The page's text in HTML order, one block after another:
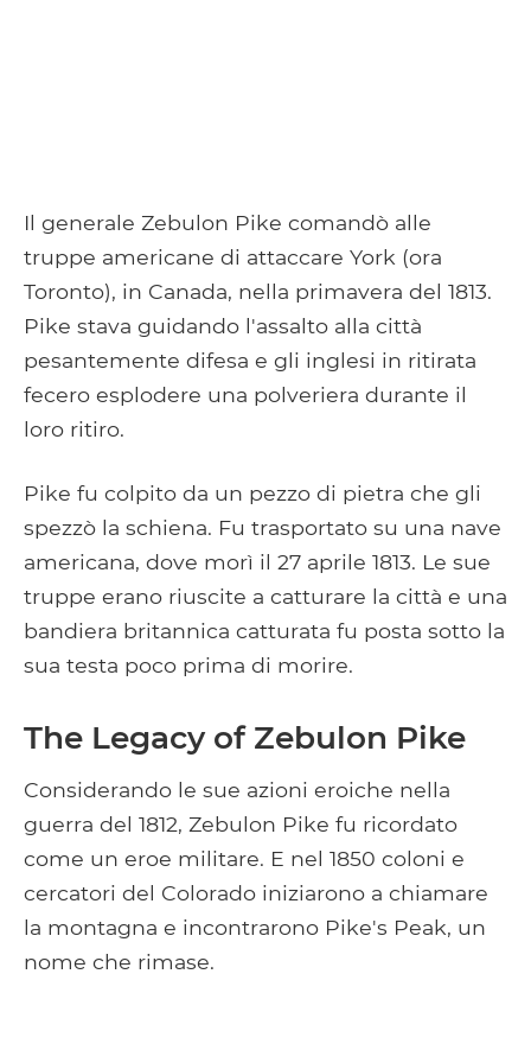
Il generale Zebulon Pike comandò alle
truppe americane di attaccare York (ora
Toronto), in Canada, nella primavera del 1813.
Pike stava guidando l'assalto alla città
pesantemente difesa e gli inglesi in ritirata
fecero esplodere una polveriera durante il
loro ritiro.
Pike fu colpito da un pezzo di pietra che gli
spezzò la schiena. Fu trasportato su una nave
americana, dove morì il 27 aprile 1813. Le sue
truppe erano riuscite a catturare la città e una
bandiera britannica catturata fu posta sotto la
sua testa poco prima di morire.
The Legacy of Zebulon Pike
Considerando le sue azioni eroiche nella
guerra del 1812, Zebulon Pike fu ricordato
come un eroe militare. E nel 1850 coloni e
cercatori del Colorado iniziarono a chiamare
la montagna e incontrarono Pike's Peak, un
nome che rimase.